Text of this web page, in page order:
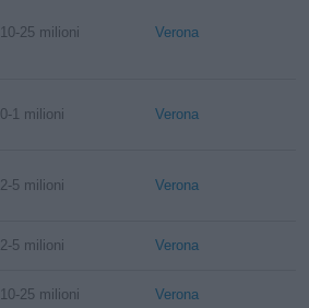
10-25 milioni Verona
0-1 milioni Verona
2-5 milioni Verona
2-5 milioni Verona
10-25 milioni Verona